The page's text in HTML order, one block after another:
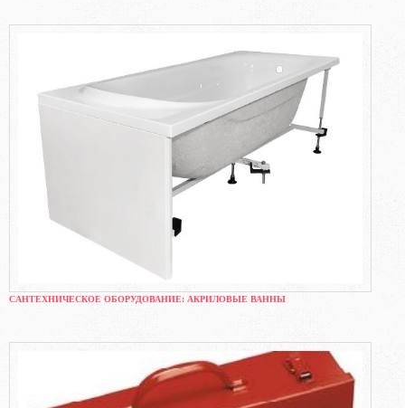
САНТЕХНИЧЕСКОЕ ОБОРУДОВАНИЕ: АКРИЛОВЫЕ ВАННЫ